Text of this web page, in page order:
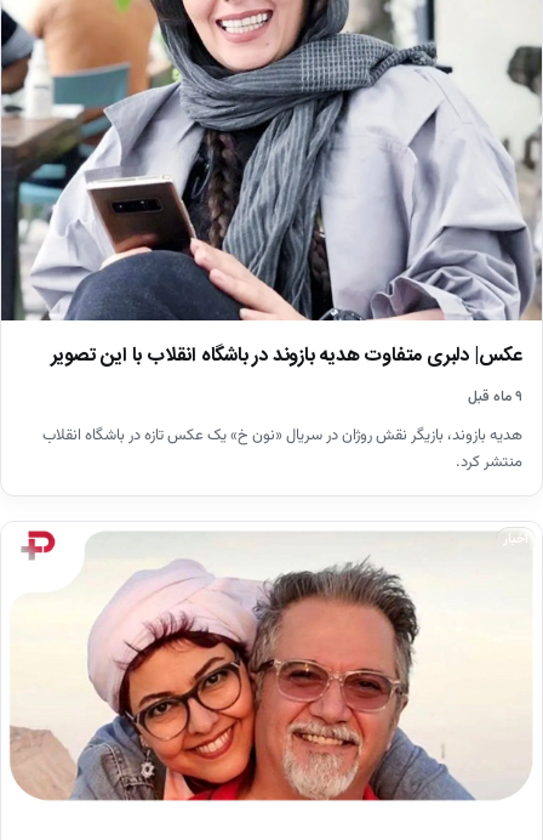
عکس| دلبری متفاوت هدیه بازوند در باشگاه انقلاب با این تصویر
۹ ماه قبل
هدیه بازوند، بازیگر نقش روژان در سریال «نون خ» یک عکس تازه در باشگاه انقلاب
منتشر کرد.
اخبار